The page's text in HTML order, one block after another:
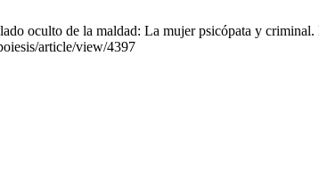
oculto de la maldad: La mujer psicópata y
article/view/4397